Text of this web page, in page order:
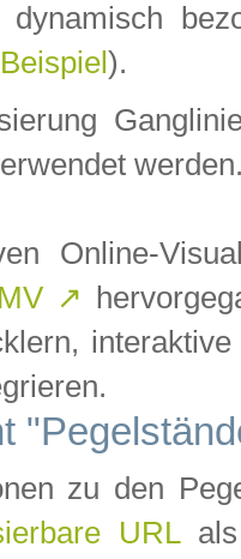
dynamisch
Beispiel ).
Online-
↗
zu den
URLals